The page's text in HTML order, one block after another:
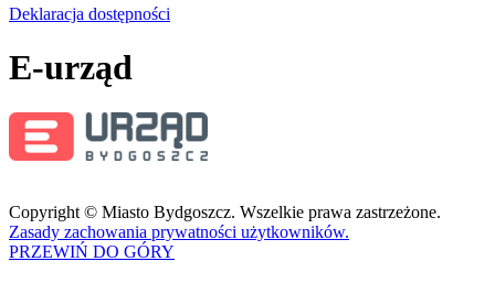
Deklaracja dostępności
E-urząd
Copyright © Miasto Bydgoszcz. Wszelkie prawa zastrzeżone.
Zasady zachowania prywatności użytkowników.
PRZEWIŃ DO GÓRY